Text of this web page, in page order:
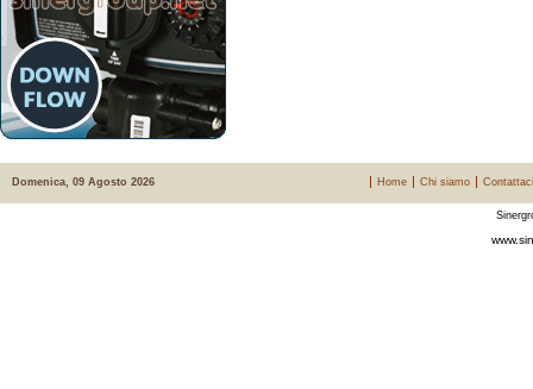
Domenica, 09 Agosto 2026 Home Chi siamo Contattaci